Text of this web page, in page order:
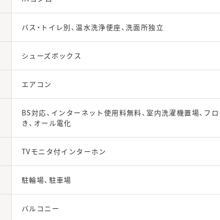
バス・トイレ別、温水洗浄便座、洗面所独立
シューズボックス
エアコン
BS対応、インターネット使用料無料、室内洗濯機置場、フ
き、オール電化
TVモニタ付インターホン
駐輪場、駐車場
バルコニー